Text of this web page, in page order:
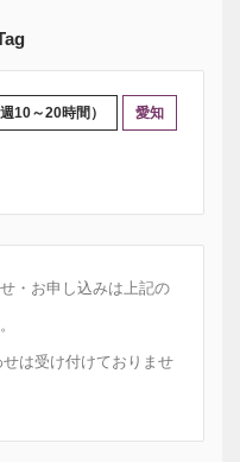
10～20時間） 愛知
・お申し込みは上記の
せは受け付けておりませ